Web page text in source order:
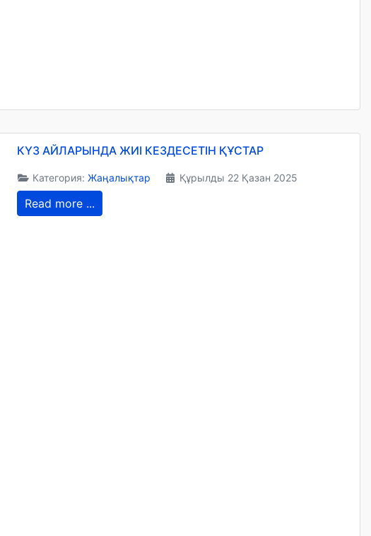
КҮЗ АЙЛАРЫНДА ЖИІ КЕЗДЕСЕТІН ҚҰСТАР
Категория: Жаңалықтар Құрылды 22 Қазан 2025
Read more ...